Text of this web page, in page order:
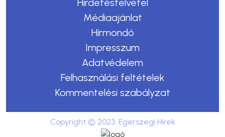
Médiaajánlat
Hírmondó
Impresszum
Adatvédelem
Felhasználási feltételek
Kommentelési szabályzat
Copyright © 2023. Egerszegi Hírek